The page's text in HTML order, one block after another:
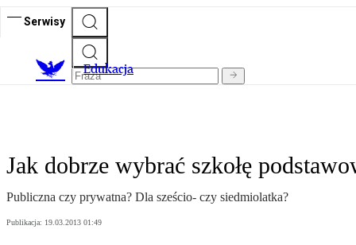
Serwisy
Edukacja
Jak dobrze wybrać szkołę
Publiczna czy prywatna? Dla sześcio- czy siedmiolatka?
Publikacja: 19.03.2013 01:49